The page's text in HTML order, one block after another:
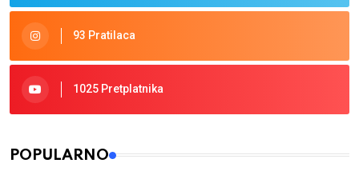
93 Pratilaca
1025 Pretplatnika
POPULARNO